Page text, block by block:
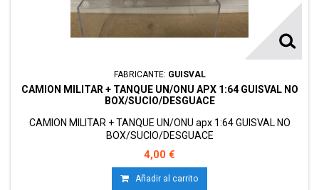
FABRICANTE: GUISVAL
CAMION MILITAR + TANQUE UN/ONU APX 1:64 GUISVAL NO
BOX/SUCIO/DESGUACE
CAMION MILITAR + TANQUE UN/ONU apx 1:64 GUISVAL NO
BOX/SUCIO/DESGUACE
4,00 €
Añadir al carrito